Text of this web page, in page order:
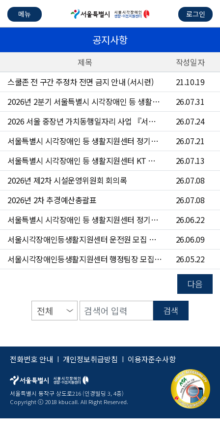
메뉴 로그인
공지사항
제목
작성일자
스쿨존 전 구간 주정차 전면 금지 안내 (서시련)
21.10.19
2026년 2분기 서울특별시 시각장애인 등 생활지원센터 수의계약 현황
26.07.31
2026 서울 중장년 가치동행일자리 사업 『서울시각장애인등생활지원센터 운전원』참여자 4차 모집 공고문
26.07.24
서울특별시 시각장애인 등 생활지원센터 정기점검 안내
26.07.21
서울특별시 시각장애인 등 생활지원센터 KT 문자 서비스 점검 안내
26.07.13
2026년 제2차 시설운영위원회 회의록
26.07.08
2026년 2차 추경예산총괄표
26.07.08
서울특별시 시각장애인 등 생활지원센터 정기점검 안내
26.06.22
서울시각장애인등생활지원센터 운전원 모집 공고(~6/24)
26.06.09
서울시각장애인등생활지원센터 행정팀장 모집 공고(~6/7)
26.05.22
다음
검색
전화번호 안내 | 개인정보취급방침 | 이용자준수사항
서울특별시 동작구 상도로216 (인경빌딩 3, 4층)
Copyright ⓒ 2018 kbucall. All Right Reserved.